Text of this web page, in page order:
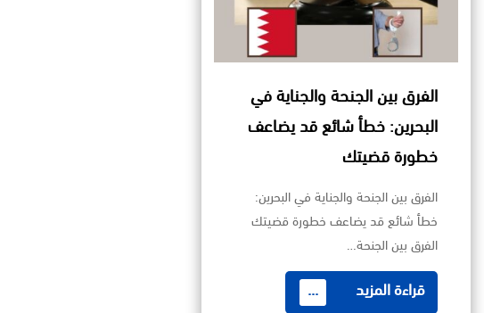
الفرق بين الجنحة والجناية في
البحرين: خطأ شائع قد يضاعف
خطورة قضيتك
الفرق بين الجنحة والجناية في البحرين:
خطأ شائع قد يضاعف خطورة قضيتك
الفرق بين الجنحة…
قراءة المزيد ...